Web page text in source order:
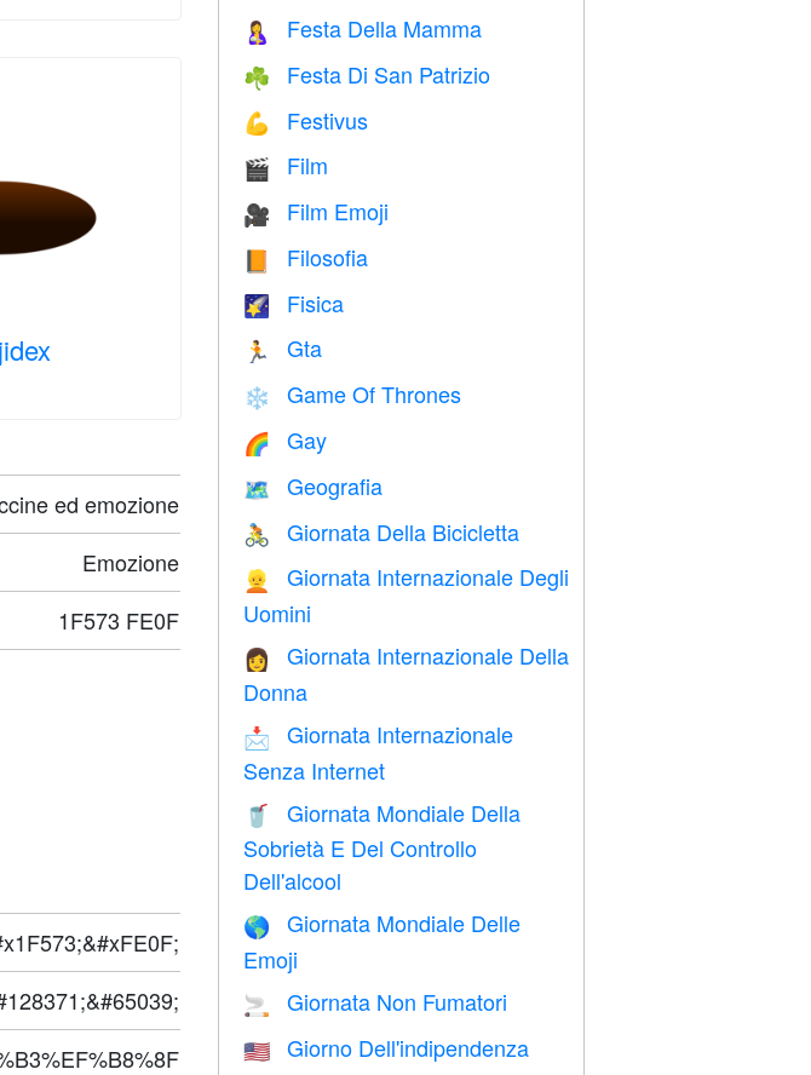
ed emozione
Emozione
1F573 FE0F
🤱 Festa Della Mamma
☘️ Festa Di San Patrizio
💪 Festivus
🎬 Film
🎥 Film Emoji
📙 Filosofia
🌠 Fisica
🏃 Gta
❄️ Game Of Thrones
🌈 Gay
🗺 Geografia
🚴 Giornata Della Bicicletta
👱
Giornata Internazionale Degli
Uomini
👩
Giornata Internazionale Della
Donna
📩
Giornata Internazionale
Senza Internet
🥤
Giornata Mondiale Della
Sobrietà E Del Controllo
Dell'alcool
🌎
Giornata Mondiale Delle
Emoji
🚬 Giornata Non Fumatori
🇺🇸 Giorno Dell'indipendenza